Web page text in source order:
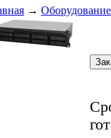
→ Оборудование